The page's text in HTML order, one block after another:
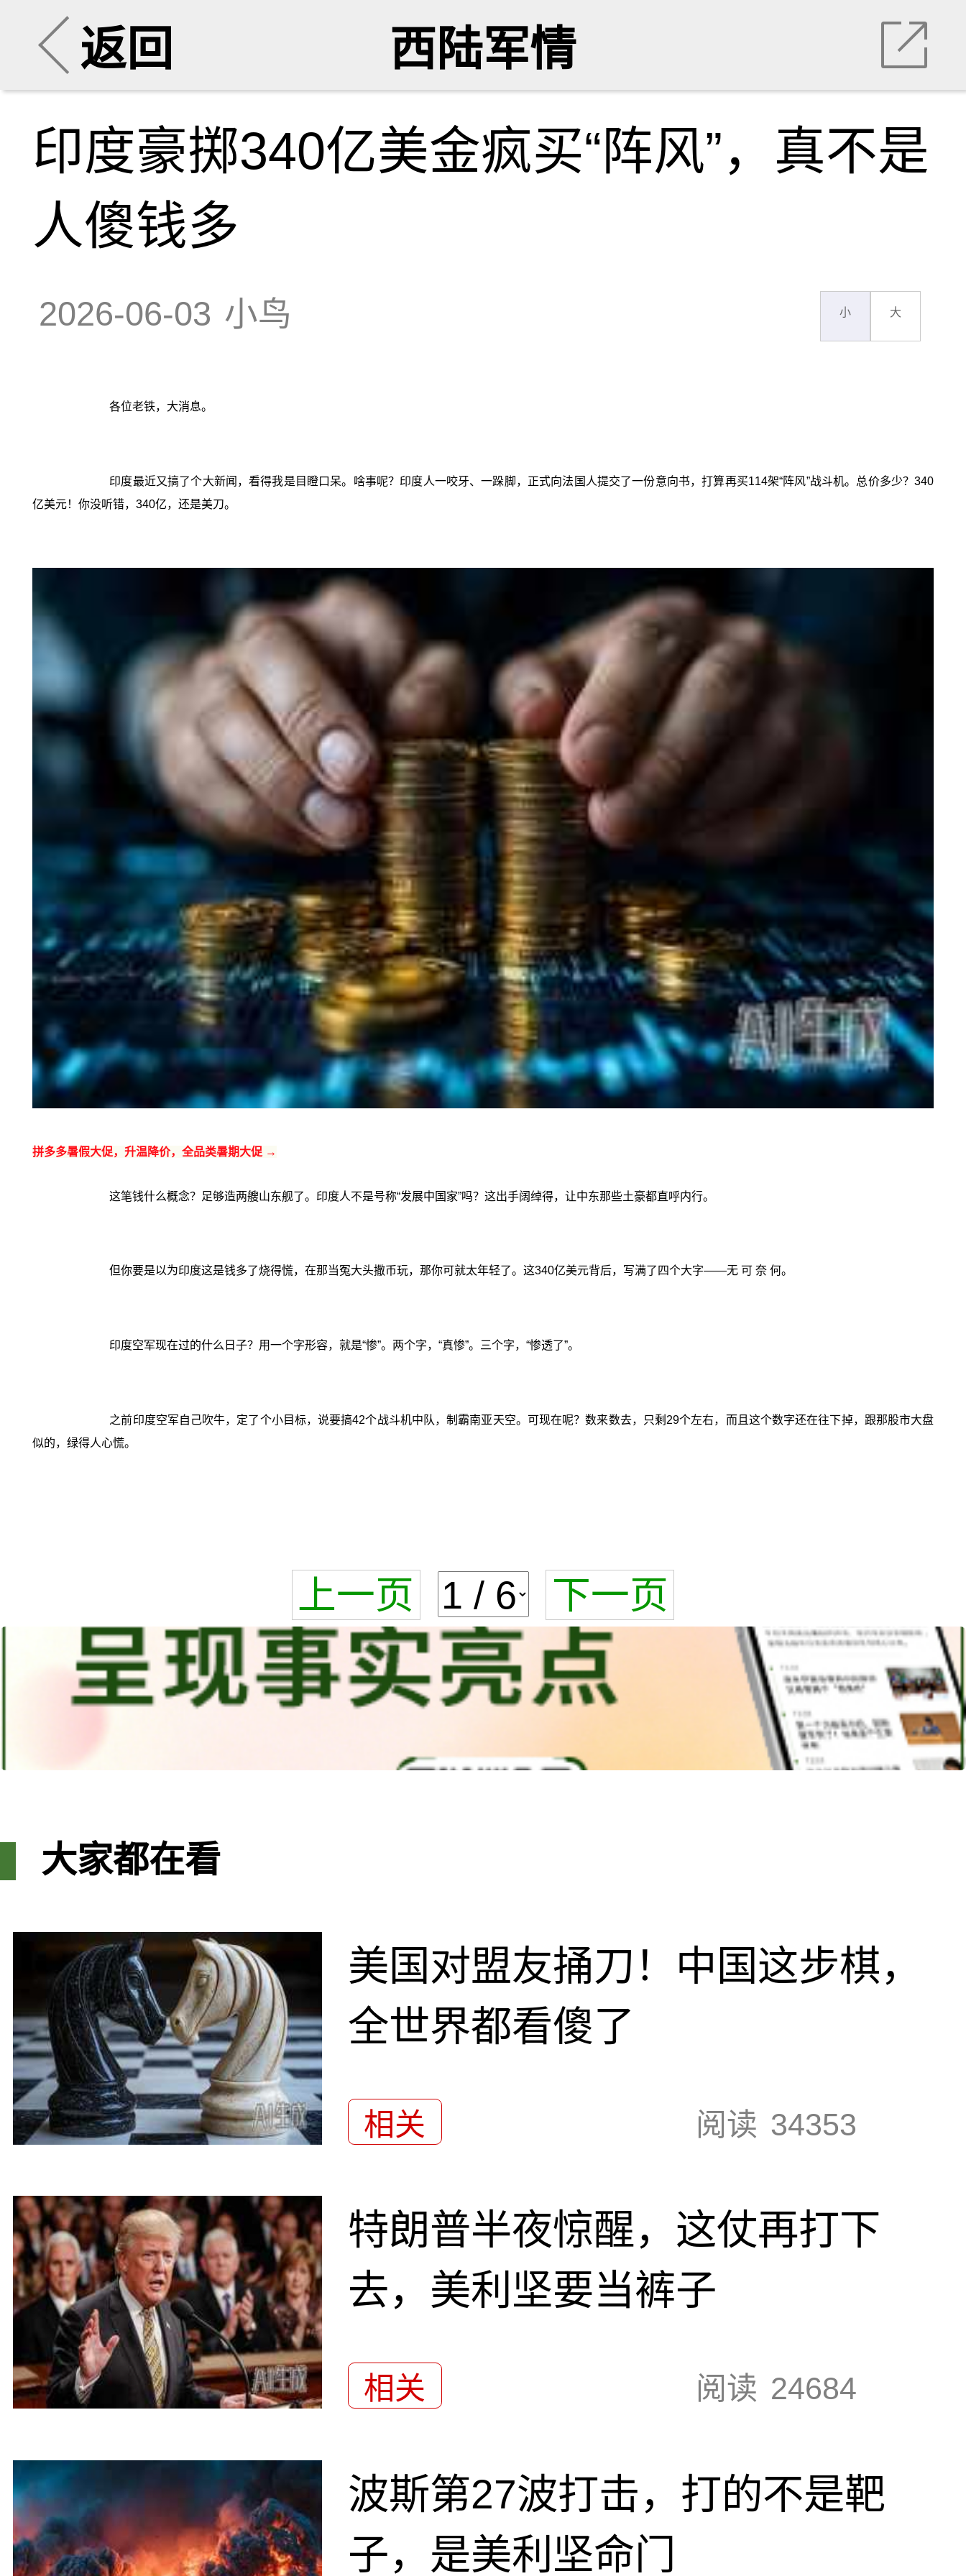
返回 西陆军情
印度豪掷340亿美金疯买“阵风”，真不是
人傻钱多
2026-06-03 小鸟 小 大
各位老铁，大消息。
印度最近又搞了个大新闻，看得我是目瞪口呆。啥事呢？印度人一咬牙、一跺脚，正式向法国人提交了一份意向书，打算再买114架“阵风”战斗机。总价多少？340
亿美元！你没听错，340亿，还是美刀。
拼多多暑假大促，升温降价，全品类暑期大促 →
这笔钱什么概念？足够造两艘山东舰了。印度人不是号称“发展中国家”吗？这出手阔绰得，让中东那些土豪都直呼内行。
但你要是以为印度这是钱多了烧得慌，在那当冤大头撒币玩，那你可就太年轻了。这340亿美元背后，写满了四个大字——无 可 奈 何。
印度空军现在过的什么日子？用一个字形容，就是“惨”。两个字，“真惨”。三个字，“惨透了”。
之前印度空军自己吹牛，定了个小目标，说要搞42个战斗机中队，制霸南亚天空。可现在呢？数来数去，只剩29个左右，而且这个数字还在往下掉，跟那股市大盘
似的，绿得人心慌。
上一页 下一页
大家都在看
美国对盟友捅刀！中国这步棋，
全世界都看傻了
相关 阅读 34353
特朗普半夜惊醒，这仗再打下
去，美利坚要当裤子
相关 阅读 24684
波斯第27波打击，打的不是靶
子，是美利坚命门